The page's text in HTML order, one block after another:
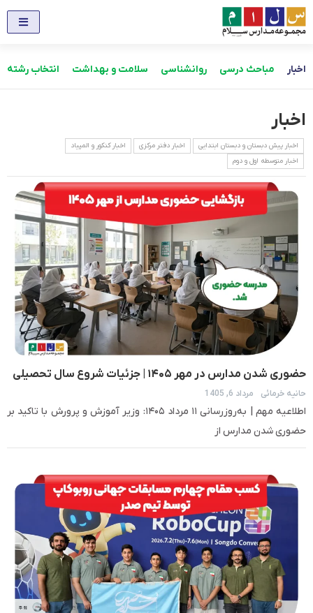
اخبار مباحث درسی روانشناسی سلامت و بهداشت انتخاب رشته
اخبار
اخبار پیش دبستان و دبستان ابتدایی اخبار دفتر مرکزی
اخبار کنکور و المپیاد
اخبار متوسطه اول و دوم
حضوری شدن مدارس در مهر ۱۴۰۵ | جزئیات شروع سال تحصیلی
جدید
حانیه خرمائی مرداد 6, 1405
اطلاعیه مهم | به‌روزرسانی ۱۱ مرداد ۱۴۰۵: وزیر آموزش و پرورش با تاکید بر
حضوری شدن مدارس از